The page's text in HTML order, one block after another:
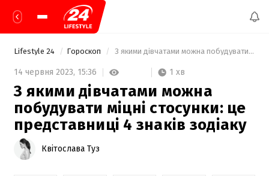
Lifestyle 24 Гороскоп З якими дівчатами можна побудувати міцні стосунки: це представниці 4 знаків зодіаку
14 червня 2023, 15:36 1 хв
З якими дівчатами можна
побудувати міцні стосунки: це
представниці 4 знаків зодіаку
Квітослава Туз